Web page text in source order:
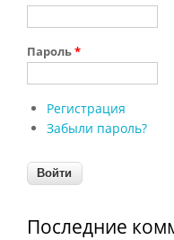
Пароль*
Регистрация
Забыли пароль?
Последние